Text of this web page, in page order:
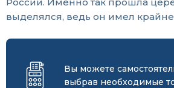
выделялся, ведь он имел
Вы можете
выбрав необходимые